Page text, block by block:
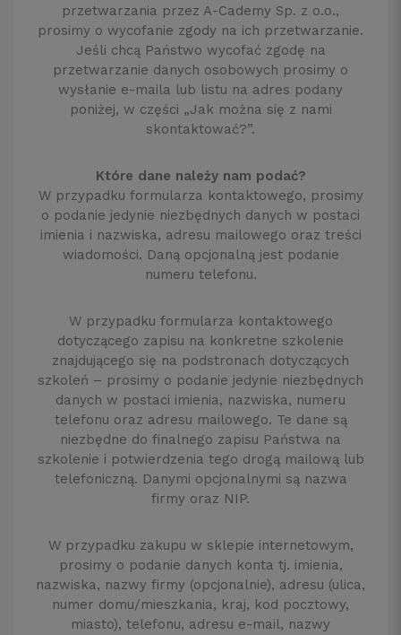
przetwarzania przez A-Cademy Sp. z o.o.,
prosimy o wycofanie zgody na ich przetwarzanie.
Jeśli chcą Państwo wycofać zgodę na
przetwarzanie danych osobowych prosimy o
wysłanie e-maila lub listu na adres podany
poniżej, w części „Jak można się z nami
skontaktować?”.
Które dane należy nam podać?
W przypadku formularza kontaktowego, prosimy
o podanie jedynie niezbędnych danych w postaci
imienia i nazwiska, adresu mailowego oraz treści
wiadomości. Daną opcjonalną jest podanie
numeru telefonu.
W przypadku formularza kontaktowego
dotyczącego zapisu na konkretne szkolenie
znajdującego się na podstronach dotyczących
szkoleń – prosimy o podanie jedynie niezbędnych
danych w postaci imienia, nazwiska, numeru
telefonu oraz adresu mailowego. Te dane są
niezbędne do finalnego zapisu Państwa na
szkolenie i potwierdzenia tego drogą mailową lub
telefoniczną. Danymi opcjonalnymi są nazwa
firmy oraz NIP.
W przypadku zakupu w sklepie internetowym,
prosimy o podanie danych konta tj. imienia,
nazwiska, nazwy firmy (opcjonalnie), adresu (ulica,
numer domu/mieszkania, kraj, kod pocztowy,
miasto), telefonu, adresu e-mail, nazwy